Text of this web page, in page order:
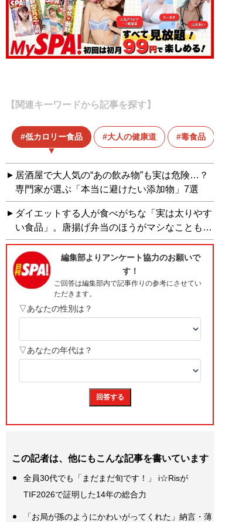
【関連キーワードから記事を探す】
低カロリー食品 大人の健康道 毒食品
居酒屋で大人気の“あの飲み物”も実は危険…？
専門家が選ぶ「本当に避けたい添加物」7選
ダイエットする人が食べがちな「実は太りやす
い食品」。唐揚げ弁当のほうがマシなことも…
この記者は、他にもこんな記事を書いています
全員30代でも「まだまだ旬です！」 i☆Risが
TIF2026で証明した14年の総合力
「お局が孫のようにかわいがってくれた」納言・薄